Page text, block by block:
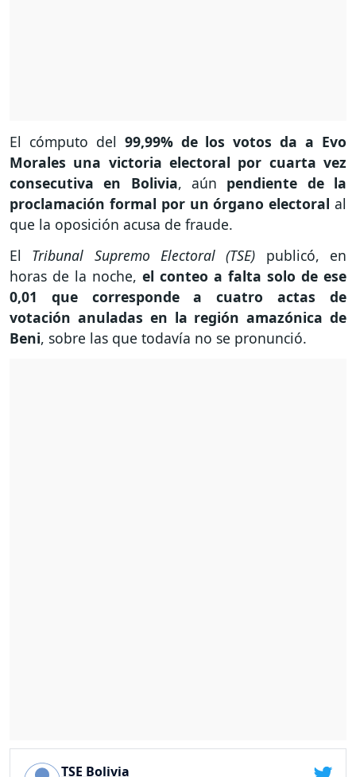
El cómputo del 99,99% de los votos da a Evo
Morales una victoria electoral por cuarta vez
consecutiva en Bolivia, aún pendiente de la
proclamación formal por un órgano electoral al
que la oposición acusa de fraude.
El Tribunal Supremo Electoral (TSE) publicó, en
horas de la noche, el conteo a falta solo de ese
0,01 que corresponde a cuatro actas de
votación anuladas en la región amazónica de
Beni, sobre las que todavía no se pronunció.
TSE Bolivia